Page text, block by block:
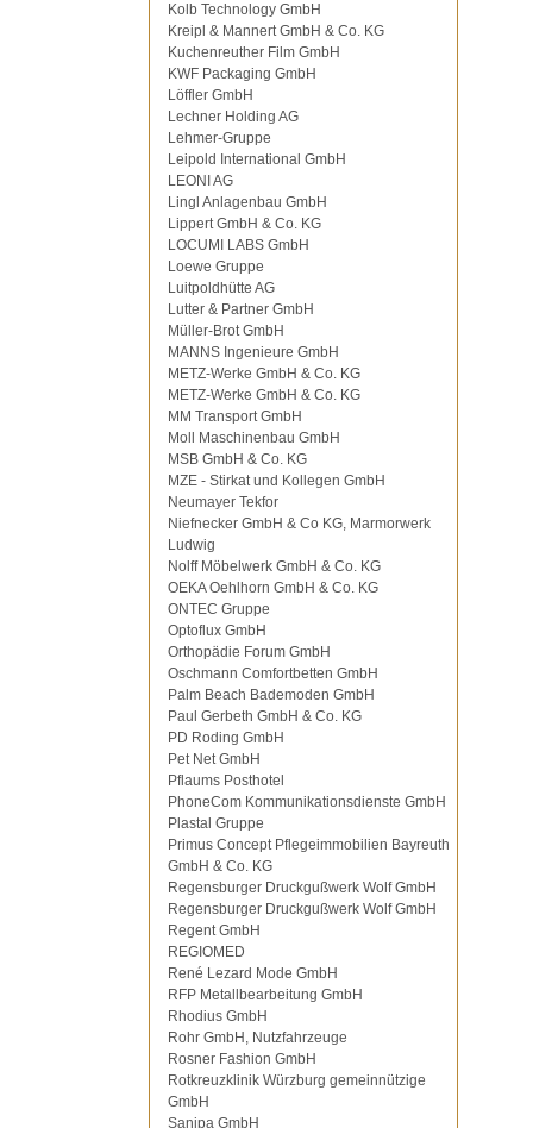
Kolb Technology GmbH
Kreipl & Mannert GmbH & Co. KG
Kuchenreuther Film GmbH
KWF Packaging GmbH
Löffler GmbH
Lechner Holding AG
Lehmer-Gruppe
Leipold International GmbH
LEONI AG
Lingl Anlagenbau GmbH
Lippert GmbH & Co. KG
LOCUMI LABS GmbH
Loewe Gruppe
Luitpoldhütte AG
Lutter & Partner GmbH
Müller-Brot GmbH
MANNS Ingenieure GmbH
METZ-Werke GmbH & Co. KG
METZ-Werke GmbH & Co. KG
MM Transport GmbH
Moll Maschinenbau GmbH
MSB GmbH & Co. KG
MZE - Stirkat und Kollegen GmbH
Neumayer Tekfor
Niefnecker GmbH & Co KG, Marmorwerk
Ludwig
Nolff Möbelwerk GmbH & Co. KG
OEKA Oehlhorn GmbH & Co. KG
ONTEC Gruppe
Optoflux GmbH
Orthopädie Forum GmbH
Oschmann Comfortbetten GmbH
Palm Beach Bademoden GmbH
Paul Gerbeth GmbH & Co. KG
PD Roding GmbH
Pet Net GmbH
Pflaums Posthotel
PhoneCom Kommunikationsdienste GmbH
Plastal Gruppe
Primus Concept Pflegeimmobilien Bayreuth
GmbH & Co. KG
Regensburger Druckgußwerk Wolf GmbH
Regensburger Druckgußwerk Wolf GmbH
Regent GmbH
REGIOMED
René Lezard Mode GmbH
RFP Metallbearbeitung GmbH
Rhodius GmbH
Rohr GmbH, Nutzfahrzeuge
Rosner Fashion GmbH
Rotkreuzklinik Würzburg gemeinnützige
GmbH
Sanipa GmbH